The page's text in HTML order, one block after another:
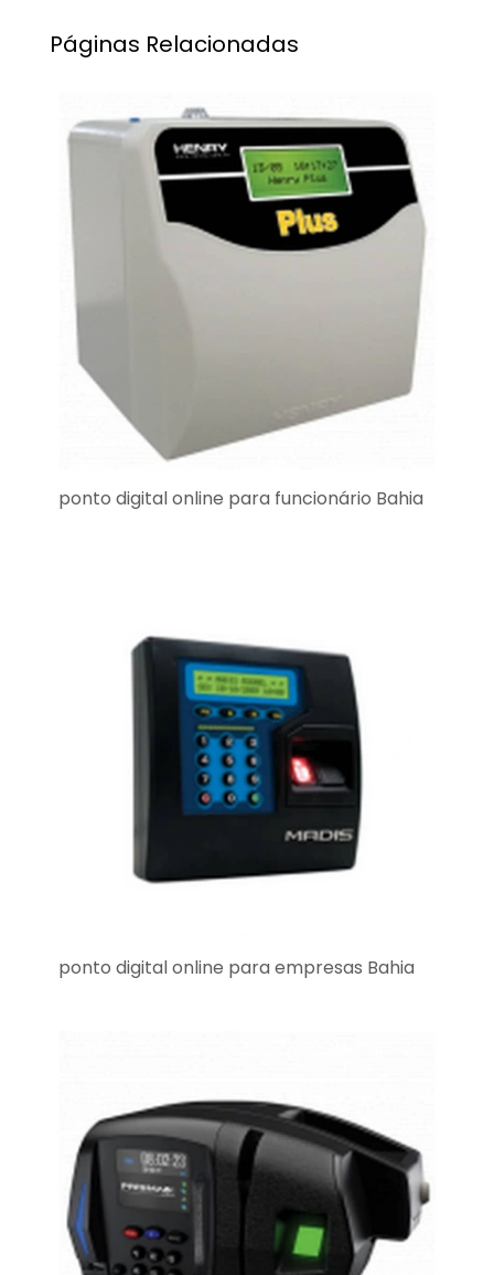
Páginas Relacionadas
ponto digital online para funcionário Bahia
ponto digital online para empresas Bahia